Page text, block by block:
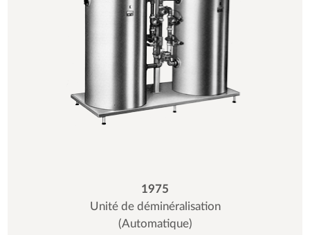
1975
Unité de déminéralisation
(Automatique)